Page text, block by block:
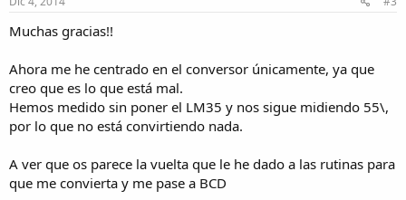
Muchas gracias!!
Ahora me he centrado en el conversor únicamente, ya que
creo que es lo que está mal.
Hemos medido sin poner el LM35 y nos sigue midiendo 55\,
por lo que no está convirtiendo nada.
A ver que os parece la vuelta que le he dado a las rutinas para
que me convierta y me pase a BCD